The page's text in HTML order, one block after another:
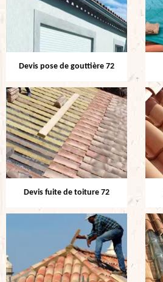
Devis pose de gouttière 72
Devis fuite de toiture 72